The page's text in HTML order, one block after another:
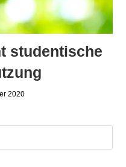
studentische
2020